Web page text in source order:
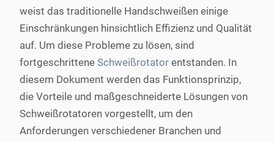
weist das traditionelle Handschweißen einige
Einschränkungen hinsichtlich Effizienz und Qualität
auf. Um diese Probleme zu lösen, sind
fortgeschrittene Schweißrotator entstanden. In
diesem Dokument werden das Funktionsprinzip,
die Vorteile und maßgeschneiderte Lösungen von
Schweißrotatoren vorgestellt, um den
Anforderungen verschiedener Branchen und